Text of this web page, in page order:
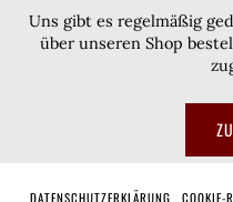
Uns gibt es regelmäßig
über unseren Shop
DATENSCHUTZERKLÄRUNG COOKIE-